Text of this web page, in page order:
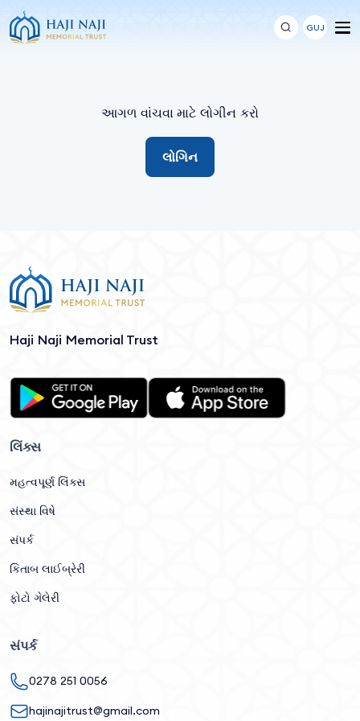
GUJ
આગળ વાંચવા માટે લોગીન કરો
લોગિન
Haji Naji Memorial Trust
લિંક્સ
મહત્વપૂર્ણ લિંક્સ
સંસ્થા વિષે
સંપર્ક
કિતાબ લાઈબ્રેરી
ફોટો ગેલેરી
સંપર્ક
0278 251 0056
hajinajitrust@gmail.com